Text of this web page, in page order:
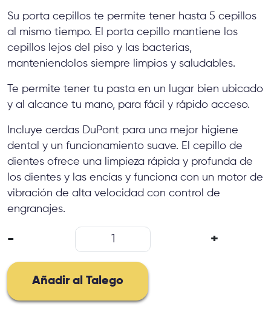
Su porta cepillos te permite tener hasta 5 cepillos
al mismo tiempo. El porta cepillo mantiene los
cepillos lejos del piso y las bacterias,
manteniendolos siempre limpios y saludables.
Te permite tener tu pasta en un lugar bien ubicado
y al alcance tu mano, para fácil y rápido acceso.
Incluye cerdas DuPont para una mejor higiene
dental y un funcionamiento suave. El cepillo de
dientes ofrece una limpieza rápida y profunda de
los dientes y las encías y funciona con un motor de
vibración de alta velocidad con control de
engranajes.
-
Cepillo
Electrico
Ninos
Porta
cantidad
+
Añadir al Talego